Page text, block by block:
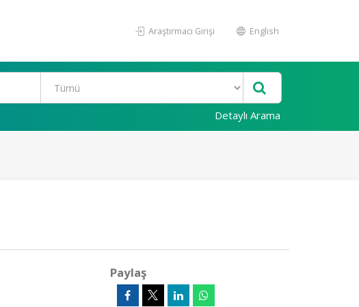
Araştırmacı Girişi English
Detaylı Arama
Paylaş